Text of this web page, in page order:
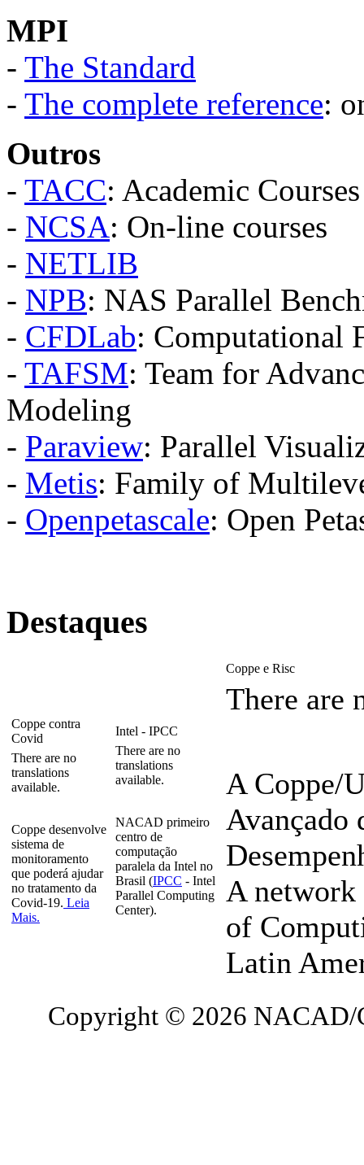
MPI
- The Standard
- The complete reference:
Outros
- TACC: Academic Courses
- NCSA: On-line courses
- NETLIB
- NPB: NAS Parallel
- CFDLab: Computational
- TAFSM: Team for
Modeling
- Paraview: Parallel
- Metis: Family of
- Openpetascale: Open
Destaques
Coppe contra
Covid
There are no
translations
available.
Coppe desenvolve
sistema de
monitoramento
que poderá ajudar
no tratamento da
Covid-19. Leia
Mais.
Intel - IPCC
There are no
translations
available.
NACAD primeiro
centro de
computação
paralela da Intel no
Brasil (IPCC - Intel
Parallel Computing
Center).
Coppe e Risc
There are
A Coppe/
Avançado
A
of
Latin
Copyright © 2026 NACAD/